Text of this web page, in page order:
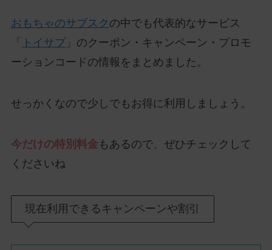
おもちゃのサブスク の中でも代表的なサービス
トイサブ」のクーポン・キャンペーン・プロモ
ーションコードの情報をまとめました。
せっかくなので少しでもお得に利用しましょう。
今だけの特別料金もあるので、ぜひチェックして
くださいね
現在利用できるキャンペーンや割引